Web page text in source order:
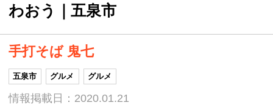
わおう｜五泉市
手打そば 鬼七
五泉市 グルメ グルメ
情報掲載日：2020.01.21